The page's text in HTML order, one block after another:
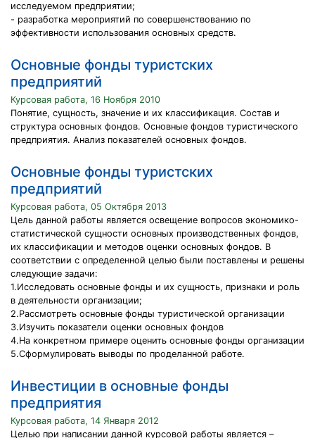
исследуемом предприятии;
- разработка мероприятий по совершенствованию по
эффективности использования основных средств.
Основные фонды туристских
предприятий
Курсовая работа, 16 Ноября 2010
Понятие, сущность, значение и их классификация. Состав и
структура основных фондов. Основные фондов туристического
предприятия. Анализ показателей основных фондов.
Основные фонды туристских
предприятий
Курсовая работа, 05 Октября 2013
Цель данной работы является освещение вопросов экономико-
статистической сущности основных производственных фондов,
их классификации и методов оценки основных фондов. В
соответствии с определенной целью были поставлены и решены
следующие задачи:
1.Исследовать основные фонды и их сущность, признаки и роль
в деятельности организации;
2.Рассмотреть основные фонды туристической организации
3.Изучить показатели оценки основных фондов
4.На конкретном примере оценить основные фонды организации
5.Сформулировать выводы по проделанной работе.
Инвестиции в основные фонды
предприятия
Курсовая работа, 14 Января 2012
Целью при написании данной курсовой работы является –